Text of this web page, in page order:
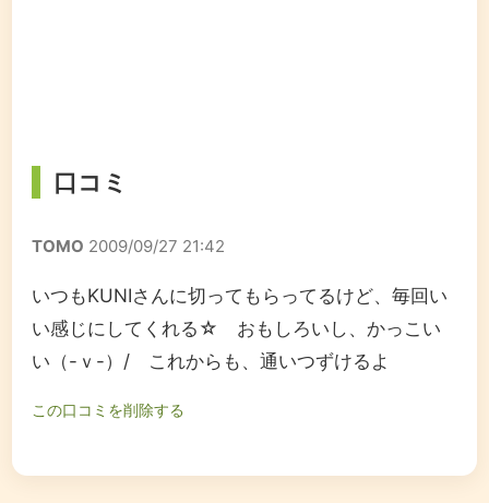
口コミ
TOMO 2009/09/27 21:42
いつもKUNIさんに切ってもらってるけど、毎回い
い感じにしてくれる☆ おもしろいし、かっこい
い（-ｖ-）/ これからも、通いつずけるよ
この口コミを削除する